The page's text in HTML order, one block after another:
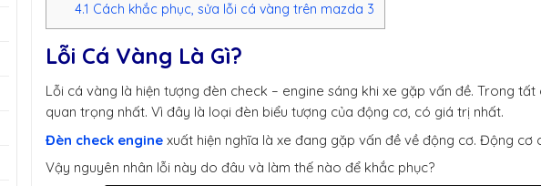
4.1 Cách khắc phục, sửa lỗi cá vàng trên mazda 3
Lỗi Cá Vàng Là Gì?
Lỗi cá vàng là hiện tượng đèn check – engine sáng khi xe gặp vấn đề. Trong
quan trọng nhất. Vì đây là loại đèn biểu tượng của động cơ, có giá trị nhất.
Đèn check engine xuất hiện nghĩa là xe đang gặp vấn đề về động cơ. Động cơ
Vậy nguyên nhân lỗi này do đâu và làm thế nào để khắc phục?